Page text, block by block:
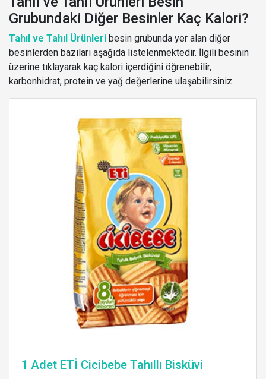
Grubundaki Diğer Besinler Kaç Kalori?
Tahıl ve Tahıl Ürünleri besin grubunda yer alan diğer
besinlerden bazıları aşağıda listelenmektedir. İlgili besinin
üzerine tıklayarak kaç kalori içerdiğini öğrenebilir,
karbonhidrat, protein ve yağ değerlerine ulaşabilirsiniz.
1 Adet ETİ Cicibebe Tahıllı Bisküvi